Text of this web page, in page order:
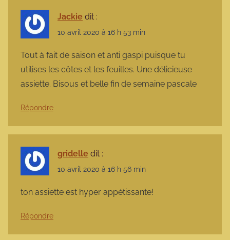
Jackie dit :
10 avril 2020 à 16 h 53 min
Tout à fait de saison et anti gaspi puisque tu
utilises les côtes et les feuilles. Une délicieuse
assiette. Bisous et belle fin de semaine pascale
Répondre
gridelle dit :
10 avril 2020 à 16 h 56 min
ton assiette est hyper appétissante!
Répondre